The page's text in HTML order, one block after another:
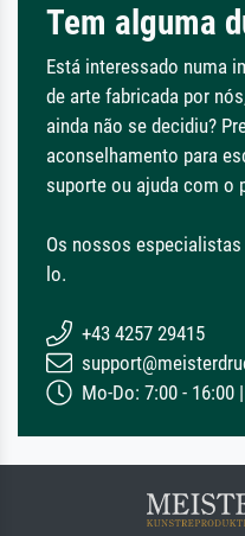
Tem alguma
Está interessado numa
de arte fabricada por
ainda não se decidiu?
aconselhamento para
suporte ou ajuda com o
Os nossos
lo.
+43 4257 29415
Mo-Do: 7:00 - 16:00